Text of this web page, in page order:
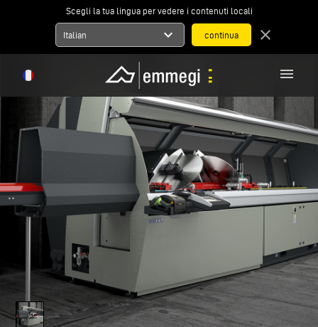
Scegli la tua lingua per vedere i contenuti locali
Italian expand_more close
menu